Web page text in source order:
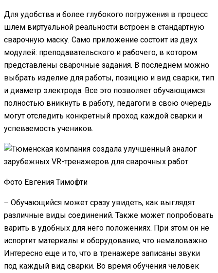
Для удобства и более глубокого погружения в процесс
шлем виртуальной реальности встроен в стандартную
сварочную маску. Само приложение состоит из двух
модулей: преподавательского и рабочего, в котором
представлены сварочные задания. В последнем можно
выбрать изделие для работы, позицию и вид сварки, тип
и диаметр электрода. Все это позволяет обучающимся
полностью вникнуть в работу, педагоги в свою очередь
могут отследить конкретный проход каждой сварки и
успеваемость учеников.
Фото Евгения Тимофти
– Обучающийся может сразу увидеть, как выглядят
различные виды соединений. Также может попробовать
варить в удобных для него положениях. При этом он не
испортит материалы и оборудование, что немаловажно.
Интересно еще и то, что в тренажере записаны звуки
под каждый вид сварки. Во время обучения человек